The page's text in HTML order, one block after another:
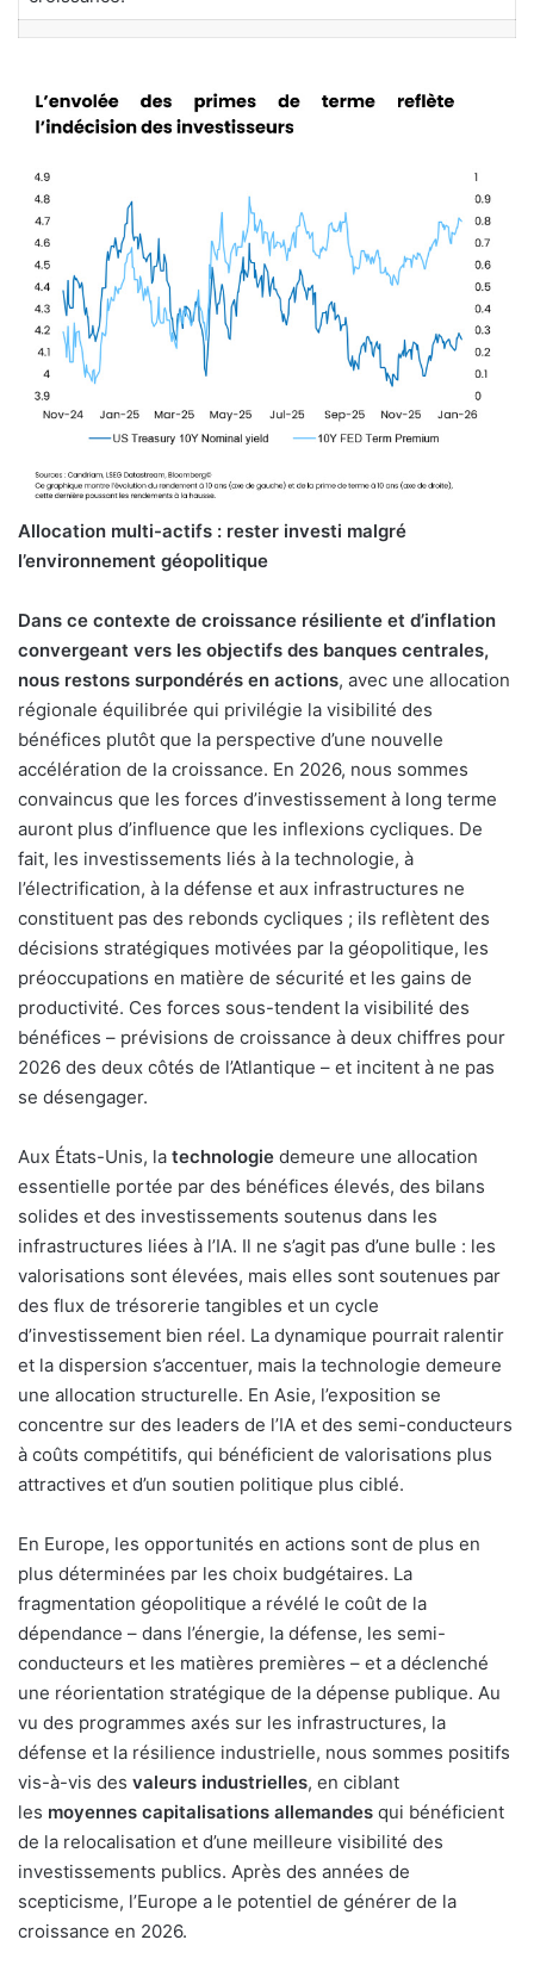
Allocation multi-actifs : rester investi malgré
l’environnement géopolitique
Dans ce contexte de croissance résiliente et d’inflation
convergeant vers les objectifs des banques centrales,
nous restons surpondérés en actions, avec une allocation
régionale équilibrée qui privilégie la visibilité des
bénéfices plutôt que la perspective d’une nouvelle
accélération de la croissance. En 2026, nous sommes
convaincus que les forces d’investissement à long terme
auront plus d’influence que les inflexions cycliques. De
fait, les investissements liés à la technologie, à
l’électrification, à la défense et aux infrastructures ne
constituent pas des rebonds cycliques ; ils reflètent des
décisions stratégiques motivées par la géopolitique, les
préoccupations en matière de sécurité et les gains de
productivité. Ces forces sous-tendent la visibilité des
bénéfices – prévisions de croissance à deux chiffres pour
2026 des deux côtés de l’Atlantique – et incitent à ne pas
se désengager.
Aux États-Unis, la technologie demeure une allocation
essentielle portée par des bénéfices élevés, des bilans
solides et des investissements soutenus dans les
infrastructures liées à l’IA. Il ne s’agit pas d’une bulle : les
valorisations sont élevées, mais elles sont soutenues par
des flux de trésorerie tangibles et un cycle
d’investissement bien réel. La dynamique pourrait ralentir
et la dispersion s’accentuer, mais la technologie demeure
une allocation structurelle. En Asie, l’exposition se
concentre sur des leaders de l’IA et des semi-conducteurs
à coûts compétitifs, qui bénéficient de valorisations plus
attractives et d’un soutien politique plus ciblé.
En Europe, les opportunités en actions sont de plus en
plus déterminées par les choix budgétaires. La
fragmentation géopolitique a révélé le coût de la
dépendance – dans l’énergie, la défense, les semi-
conducteurs et les matières premières – et a déclenché
une réorientation stratégique de la dépense publique. Au
vu des programmes axés sur les infrastructures, la
défense et la résilience industrielle, nous sommes positifs
vis-à-vis des valeurs industrielles, en ciblant
les moyennes capitalisations allemandes qui bénéficient
de la relocalisation et d’une meilleure visibilité des
investissements publics. Après des années de
scepticisme, l’Europe a le potentiel de générer de la
croissance en 2026.